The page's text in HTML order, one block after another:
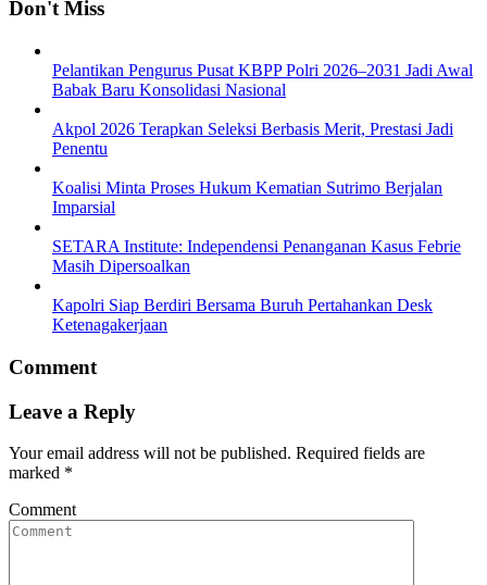
Don't Miss
Pelantikan Pengurus Pusat KBPP Polri 2026–2031 Jadi Awal
Babak Baru Konsolidasi Nasional
Akpol 2026 Terapkan Seleksi Berbasis Merit, Prestasi Jadi
Penentu
Koalisi Minta Proses Hukum Kematian Sutrimo Berjalan
Imparsial
SETARA Institute: Independensi Penanganan Kasus Febrie
Masih Dipersoalkan
Kapolri Siap Berdiri Bersama Buruh Pertahankan Desk
Ketenagakerjaan
Comment
Leave a Reply
Your email address will not be published. Required fields are
marked *
Comment